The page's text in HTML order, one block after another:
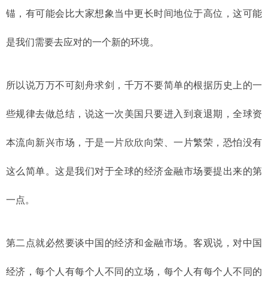
锚，有可能会比大家想象当中更长时间地位于高位，这可能
是我们需要去应对的一个新的环境。
所以说万万不可刻舟求剑，千万不要简单的根据历史上的一
些规律去做总结，说这一次美国只要进入到衰退期，全球资
本流向新兴市场，于是一片欣欣向荣、一片繁荣，恐怕没有
这么简单。这是我们对于全球的经济金融市场要提出来的第
一点。
第二点就必然要谈中国的经济和金融市场。客观说，对中国
经济，每个人有每个人不同的立场，每个人有每个人不同的